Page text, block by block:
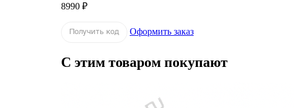
8990 ₽
Получить код Оформить заказ
С этим товаром покупают